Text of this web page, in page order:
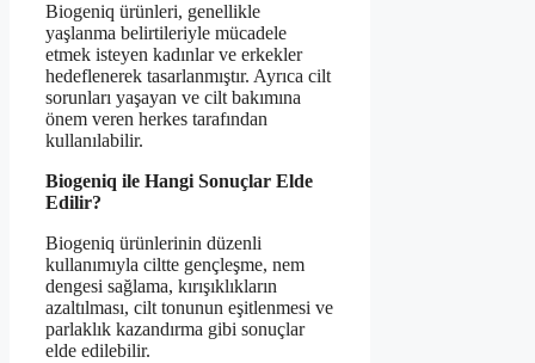
Biogeniq ürünleri, genellikle
yaşlanma belirtileriyle mücadele
etmek isteyen kadınlar ve erkekler
hedeflenerek tasarlanmıştır. Ayrıca cilt
sorunları yaşayan ve cilt bakımına
önem veren herkes tarafından
kullanılabilir.
Biogeniq ile Hangi Sonuçlar Elde
Edilir?
Biogeniq ürünlerinin düzenli
kullanımıyla ciltte gençleşme, nem
dengesi sağlama, kırışıklıkların
azaltılması, cilt tonunun eşitlenmesi ve
parlaklık kazandırma gibi sonuçlar
elde edilebilir.